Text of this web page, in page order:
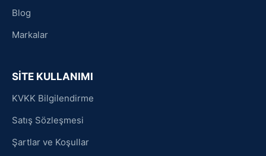
Blog
Markalar
SİTE KULLANIMI
KVKK Bilgilendirme
Satış Sözleşmesi
Şartlar ve Koşullar